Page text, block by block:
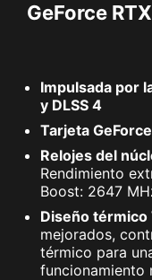
GeForce
Impulsada por
y DLSS 4
Tarjeta
Relojes del
Rendimiento
Boost: 2647
Diseño térmico
mejorados,
térmico para
funcionamiento